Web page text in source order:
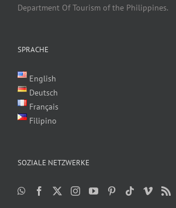
Department Of Tourism of the Philippines.
SPRACHE
English
Deutsch
Français
Filipino
SOZIALE NETZWERKE